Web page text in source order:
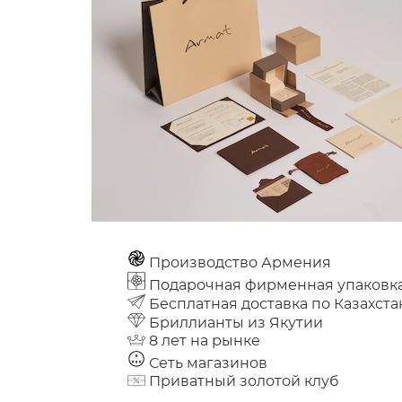
Производство Армения
Подарочная фирменная
Бесплатная доставка по
Бриллианты из Якутии
8 лет на рынке
Сеть магазинов
Приватный золотой клуб